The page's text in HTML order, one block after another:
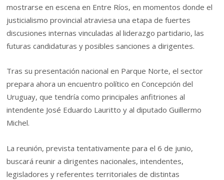
mostrarse en escena en Entre Ríos, en momentos donde el
justicialismo provincial atraviesa una etapa de fuertes
discusiones internas vinculadas al liderazgo partidario, las
futuras candidaturas y posibles sanciones a dirigentes.
Tras su presentación nacional en Parque Norte, el sector
prepara ahora un encuentro político enConcepción del
Uruguay, que tendría como principales anfitriones al
intendente José Eduardo Lauritto y al diputadoGuillermo
Michel.
La reunión, prevista tentativamente para el 6 de junio,
buscará reunir a dirigentes nacionales, intendentes,
legisladores y referentes territoriales de distintas